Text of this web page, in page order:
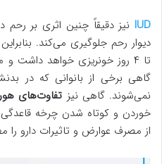
IUD نیز دقیقاً چنین اثری بر
دیوار رحم جلوگیری می‌کند.
تا ۴ روز خونریزی خواهد داشت
نمی‌شوند. گاهی نیز تفاوت‌های
خوردن و کوتاه شدن چرخه
از مصرف عوارض و تاثیرات دارو را